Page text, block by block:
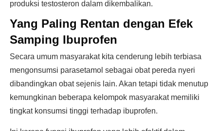
produksi testosteron dalam dikembalikan.
Yang Paling Rentan dengan Efek
Samping Ibuprofen
Secara umum masyarakat kita cenderung lebih terbiasa
mengonsumsi parasetamol sebagai obat pereda nyeri
dibandingkan obat sejenis lain. Akan tetapi tidak menutup
kemungkinan beberapa kelompok masyarakat memiliki
tingkat konsumsi tinggi terhadap ibuprofen.